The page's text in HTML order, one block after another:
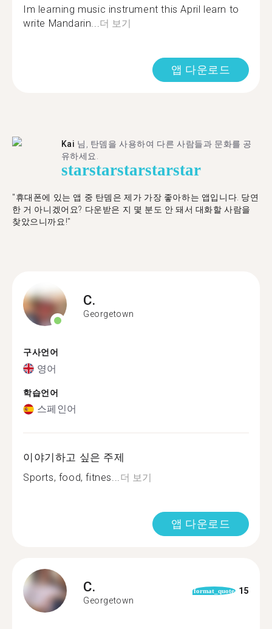
Im learning music instrument this April learn to
write Mandarin...더 보기
앱 다운로드
Kai 님, 탄뎀을 사용하여 다른 사람들과 문화를 공
유하세요.
starstarstarstarstar
"휴대폰에 있는 앱 중 탄뎀은 제가 가장 좋아하는 앱입니다. 당연
한 거 아니겠어요? 다운받은 지 몇 분도 안 돼서 대화할 사람을
찾았으니까요!"
C.
Georgetown
구사언어
영어
학습언어
스페인어
이야기하고 싶은 주제
Sports, food, fitnes...더 보기
앱 다운로드
C.
Georgetown
format_quote 15